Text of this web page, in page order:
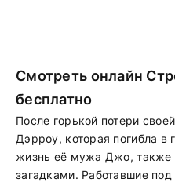
Смотреть онлайн
бесплатно
После горькой потери
Дэрроу, которая погибла в
жизнь её мужа Джо, также
загадками. Работавшие